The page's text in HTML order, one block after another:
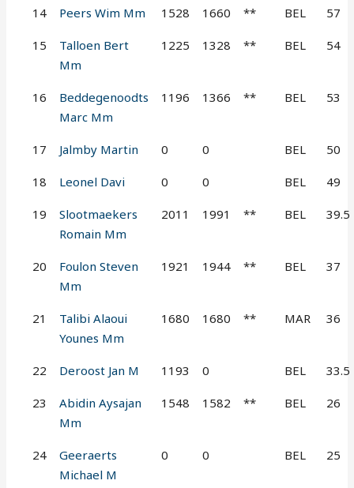
14 Peers Wim Mm 1528 1660 ** BEL 57
15
Talloen Bert
Mm
1225 1328 ** BEL 54
16
Beddegenoodts
Marc Mm
1196 1366 ** BEL 53
17 Jalmby Martin 0 0 BEL 50
18 Leonel Davi 0 0 BEL 49
19
Slootmaekers
Romain Mm
2011 1991 ** BEL 39.5
20
Foulon Steven
Mm
1921 1944 ** BEL 37
21
Talibi Alaoui
Younes Mm
1680 1680 ** MAR 36
22 Deroost Jan M 1193 0 BEL 33.5
23
Abidin Aysajan
Mm
1548 1582 ** BEL 26
24
Geeraerts
Michael M
0 0 BEL 25